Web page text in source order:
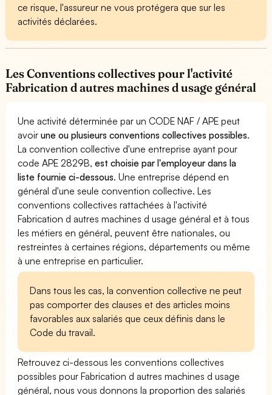
ce risque, l'assureur ne vous protégera que sur les
activités déclarées.
Les Conventions collectives pour l'activité
Fabrication d autres machines d usage général
Une activité déterminée par un CODE NAF / APE peut
avoirune ou plusieurs conventions collectives possibles.
La convention collective d'une entreprise ayant pour
code APE 2829B,est choisie par l'employeur dans la
liste fournie ci-dessous. Une entreprise dépend en
général d'une seule convention collective. Les
conventions collectives rattachées à l'activité
Fabrication d autres machines d usage général et à tous
les métiers en général, peuvent être nationales, ou
restreintes à certaines régions, départements ou même
à une entreprise en particulier.
Dans tous les cas, la convention collective ne peut
pas comporter des clauses et des articles moins
favorables aux salariés que ceux définis dans le
Code du travail.
Retrouvez ci-dessous les conventions collectives
possibles pour Fabrication d autres machines d usage
général, nous vous donnons la proportion des salariés